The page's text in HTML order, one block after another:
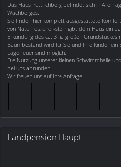
Das Haus Puttrichberg befindet sich in
Wachberges.
Sie finden hier komplett ausgestattete
von Naturholz und -stein gibt dem Haus ein
Erkundung des ca. 3 ha großen
Baumbestand wird für Sie und Ihre Kinder ein
Lagerfeuer sind möglich.
Die Nutzung unserer kleinen Schwimmhalle
bei uns abrunden.
Wir freuen uns auf Ihre Anfrage.
Landpension Haupt